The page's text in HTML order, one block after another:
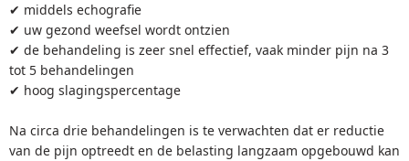
✔ middels echografie
✔ uw gezond weefsel wordt ontzien
✔ de behandeling is zeer snel effectief, vaak minder pijn na 3
tot 5 behandelingen
✔ hoog slagingspercentage
Na circa drie behandelingen is te verwachten dat er reductie
van de pijn optreedt en de belasting langzaam opgebouwd kan